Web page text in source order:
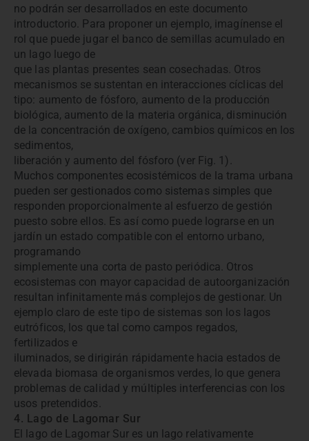
no podrán ser desarrollados en este documento
introductorio. Para proponer un ejemplo, imagínense el
rol que puede jugar el banco de semillas acumulado en
un lago luego de
que las plantas presentes sean cosechadas. Otros
mecanismos se sustentan en interacciones cíclicas del
tipo: aumento de fósforo, aumento de la producción
biológica, aumento de la materia orgánica, disminución
de la concentración de oxígeno, cambios químicos en los
sedimentos,
liberación y aumento del fósforo (ver Fig. 1).
Muchos componentes ecosistémicos de la trama urbana
pueden ser gestionados como sistemas simples que
responden proporcionalmente al esfuerzo de gestión
puesto sobre ellos. Es así como puede lograrse en un
jardín un estado compatible con el entorno urbano,
programando
simplemente una corta de pasto periódica. Otros
ecosistemas con mayor capacidad de autoorganización
resultan infinitamente más complejos de gestionar. Un
ejemplo claro de este tipo de sistemas son los lagos
eutróficos, los que tal como campos regados,
fertilizados e
iluminados, se dirigirán rápidamente hacia estados de
elevada biomasa de organismos verdes, lo que genera
problemas de calidad y múltiples interferencias con los
usos pretendidos.
4. Lago de Lagomar Sur
El lago de Lagomar Sur es un lago relativamente